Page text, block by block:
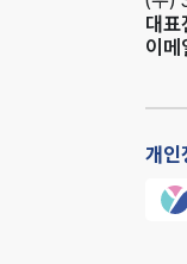
대
이메
개인
영